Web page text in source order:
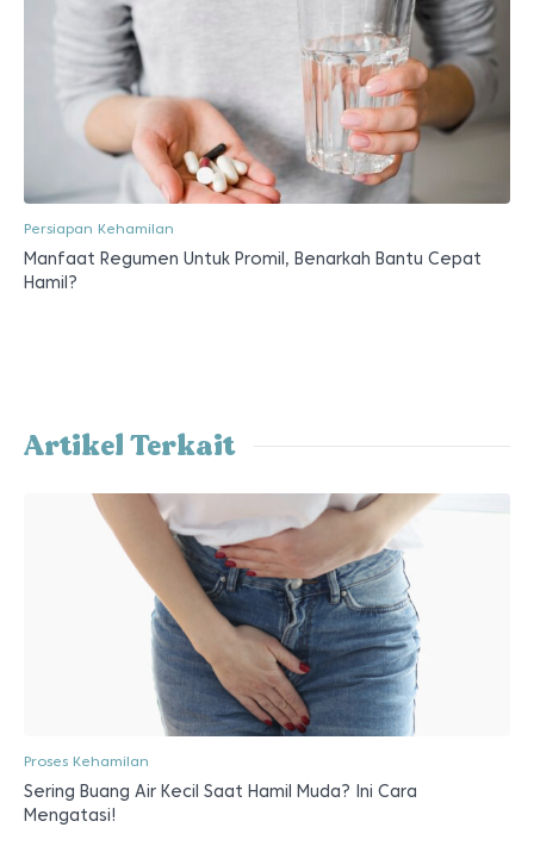
Persiapan Kehamilan
Manfaat Regumen Untuk Promil, Benarkah Bantu Cepat
Hamil?
Artikel Terkait
Proses Kehamilan
Sering Buang Air Kecil Saat Hamil Muda? Ini Cara
Mengatasi!